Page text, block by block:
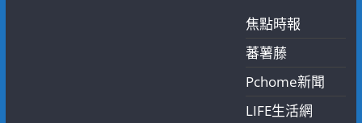
焦點時報
蕃薯藤
Pchome新聞
LIFE生活網